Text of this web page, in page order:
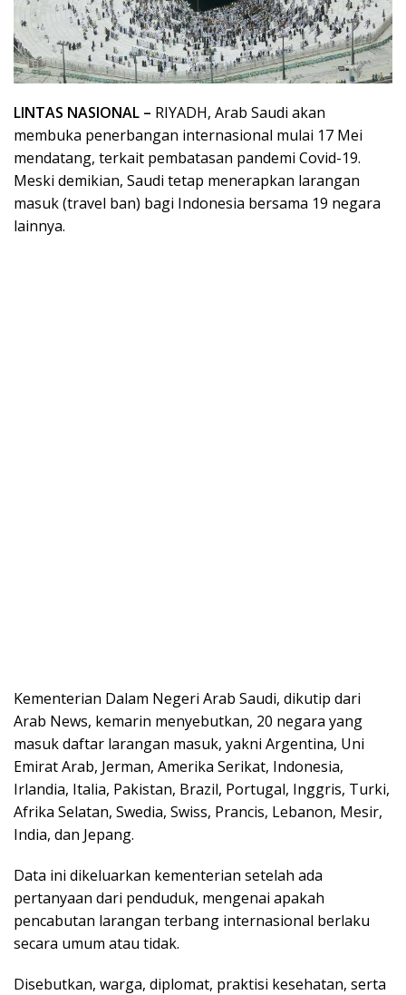
LINTAS NASIONAL – RIYADH, Arab Saudi akan
membuka penerbangan internasional mulai 17 Mei
mendatang, terkait pembatasan pandemi Covid-19.
Meski demikian, Saudi tetap menerapkan larangan
masuk (travel ban) bagi Indonesia bersama 19 negara
lainnya.
Kementerian Dalam Negeri Arab Saudi, dikutip dari
Arab News, kemarin menyebutkan, 20 negara yang
masuk daftar larangan masuk, yakni Argentina, Uni
Emirat Arab, Jerman, Amerika Serikat, Indonesia,
Irlandia, Italia, Pakistan, Brazil, Portugal, Inggris, Turki,
Afrika Selatan, Swedia, Swiss, Prancis, Lebanon, Mesir,
India, dan Jepang.
Data ini dikeluarkan kemente­rian setelah ada
pertanyaan dari penduduk, mengenai apakah
pencabutan larangan terbang internasional berlaku
secara umum atau tidak.
Disebutkan, warga, diplomat, praktisi kesehatan, serta